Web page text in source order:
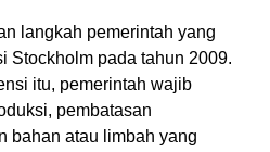
langkah pemerintah yang
Stockholm pada tahun 2009.
itu, pemerintah wajib
pembatasan
bahan atau limbah yang